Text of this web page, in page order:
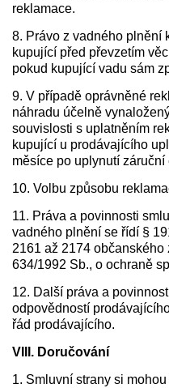
reklamace.
8. Právo z vadného plnění
kupující před převzetím
pokud kupující vadu sám
9. V případě oprávněné
náhradu účelně
souvislosti s uplatněním
kupující u prodávajícího
měsíce po uplynutí záruční
10. Volbu způsobu
11. Práva a povinnosti
vadného plnění se řídí §
2161 až 2174 občanského
634/1992 Sb., o ochraně
12. Další práva a
odpovědností
řád prodávajícího.
VIII. Doručování
1. Smluvní strany si